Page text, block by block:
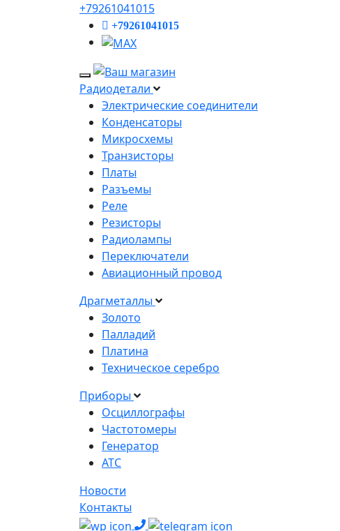
+79261041015
+79261041015
Радиодетали
Электрические соединители
Конденсаторы
Микросхемы
Транзисторы
Платы
Разъемы
Реле
Резисторы
Радиолампы
Переключатели
Авиационный провод
Драгметаллы
Золото
Палладий
Платина
Техническое серебро
Приборы
Осциллографы
Частотомеры
Генератор
АТС
Новости
Контакты